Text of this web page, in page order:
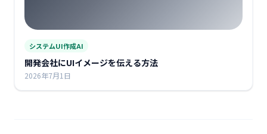
システムUI作成AI
開発会社にUIイメージを伝える方法
2026年7月1日